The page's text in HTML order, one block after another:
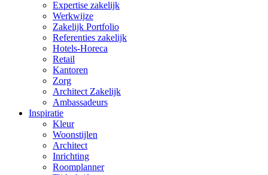
Expertise zakelijk
Werkwijze
Zakelijk Portfolio
Referenties zakelijk
Hotels-Horeca
Retail
Kantoren
Zorg
Architect Zakelijk
Ambassadeurs
Inspiratie
Kleur
Woonstijlen
Architect
Inrichting
Roomplanner